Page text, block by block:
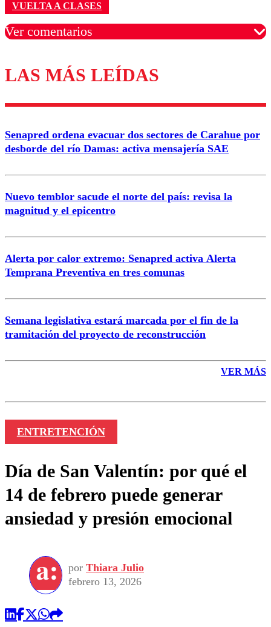
VUELTA A CLASES
Ver comentarios
Los comentarios son moderados para garantizar un
diálogo respetuoso.
Nombre
Correo
LAS MÁS LEÍDAS
Senapred ordena evacuar dos sectores de Carahue por
desborde del río Damas: activa mensajería SAE
Nuevo temblor sacude el norte del país: revisa la
magnitud y el epicentro
Alerta por calor extremo: Senapred activa Alerta
Temprana Preventiva en tres comunas
Semana legislativa estará marcada por el fin de la
tramitación del proyecto de reconstrucción
VER MÁS
ENTRETENCIÓN
Día de San Valentín: por qué el
14 de febrero puede generar
ansiedad y presión emocional
por Thiara Julio
febrero 13, 2026